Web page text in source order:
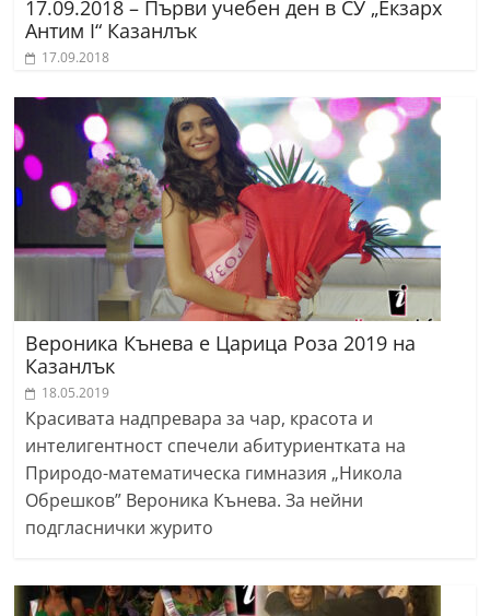
17.09.2018 – Първи учебен ден в СУ „Екзарх
Антим I“ Казанлък
17.09.2018
Вероника Кънева е Царица Роза 2019 на
Казанлък
18.05.2019
Красивата надпревара за чар, красота и
интелигентност спечели абитуриентката на
Природо-математическа гимназия „Никола
Обрешков” Вероника Кънева. За нейни
подгласнички журито